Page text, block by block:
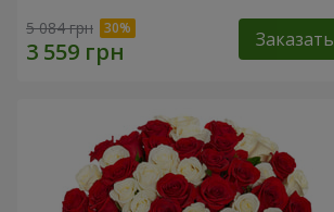
5 084 грн Заказать